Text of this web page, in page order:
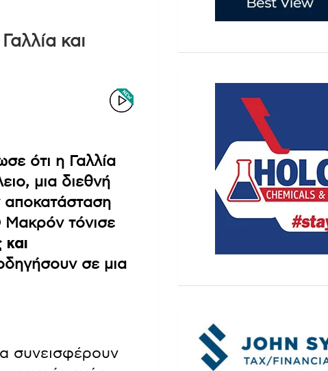
και
ότι η Γαλλία
μια διεθνή
αποκατάσταση
Μακρόν τόνισε
και
σε μια
συνεισφέρουν